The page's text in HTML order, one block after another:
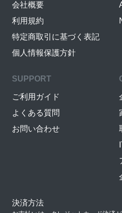
会社概要
利用規約
特定商取引に基づく表記
個人情報保護方針
SUPPORT
ご利用ガイド
よくある質問
お問い合わせ
決済方法